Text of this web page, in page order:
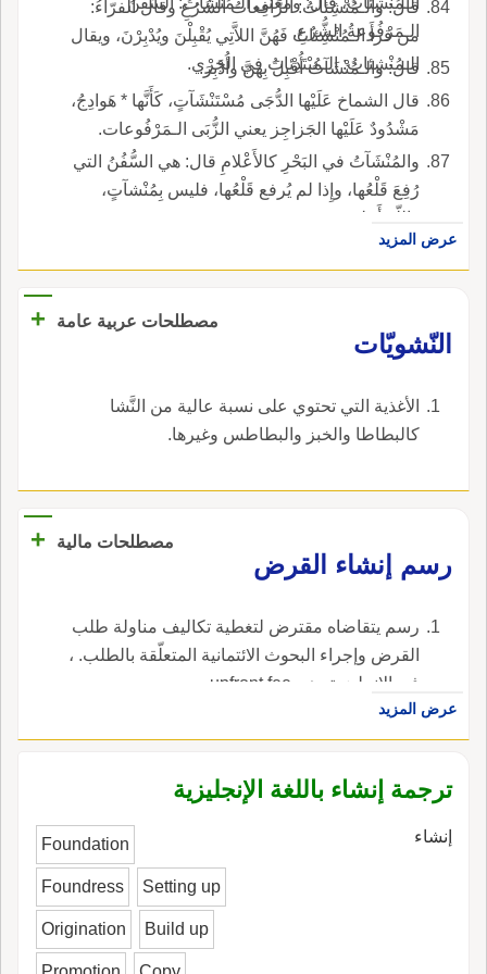
الـمَرْفُوعةُ الشُّرُعِ.
قال: والـمُنْشِئاتُ: الرَّافِعاتُ الشُرُعِ وقال الفرّاءُ:
من قرأَ الـمُنْشِئاتُ فَهُنَّ اللاَّتِي يُقْبِلْنَ ويُدْبِرْنَ، ويقال
الـمُنْشِئاتُ: الـمُبْتَدِئاتُ في الجَرْي.
قال: والـمُنْشَآتُ أُقْبِلَ بِهنَّ وأُدْبِرَ.
قال الشماخ عَلَيْها الدُّجَى مُسْتَنْشَآتٍ، كَأَنَّها * هَوادِجُ،
مَشْدُودٌ عَلَيْها الجَزاجِز يعني الزُّبَى الـمَرْفُوعات.
والمُنْشَآتُ في البَحْرِ كالأَعْلامِ قال: هي السُّفُنُ التي
رُفِعَ قَلْعُها، وإِذا لم يُرفع قَلْعُها، فليس بِمُنْشآتٍ،
واللّه أَعلم.
عرض المزيد
مصطلحات عربية عامة
+
النّشويّات
الأغذية التي تحتوي على نسبة عالية من النَّشا
كالبطاطا والخبز والبطاطس وغيرها.
مصطلحات مالية
+
رسم إنشاء القرض
رسم يتقاضاه مقترض لتغطية تكاليف مناولة طلب
القرض وإجراء البحوث الائتمانية المتعلّقة بالطلب. ،
في الإنجليزية، هي upfront fee.
عرض المزيد
ترجمة إنشاء باللغة الإنجليزية
إنشاء Foundation
Foundress Setting up
Origination Build up